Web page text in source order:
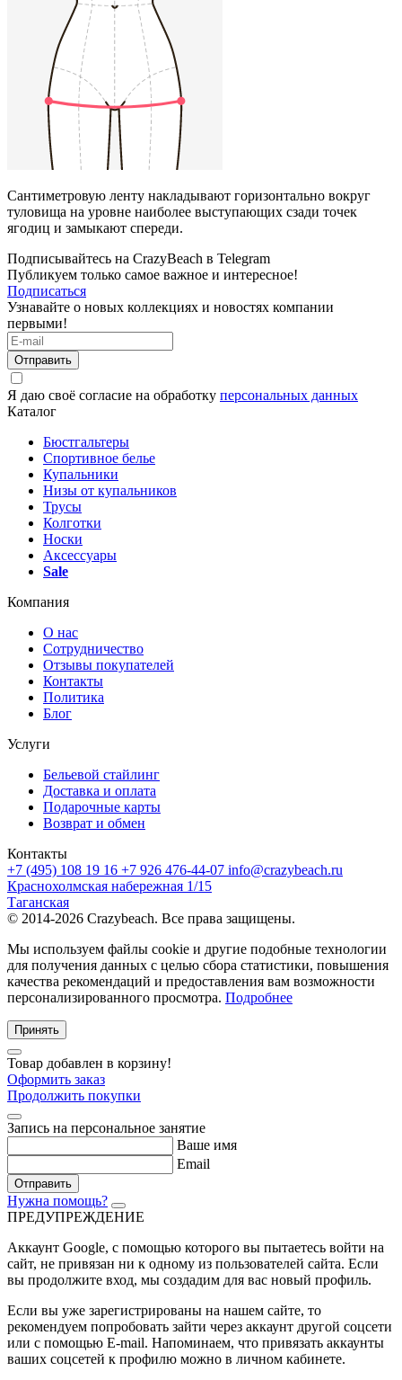
Сантиметровую ленту накладывают горизонтально вокруг
туловища на уровне наиболее выступающих сзади точек
ягодиц и замыкают спереди.
Подписывайтесь на CrazyBeach в Telegram
Публикуем только самое важное и интересное!
Подписаться
Узнавайте о новых коллекциях и новостях компании
первыми!
Отправить
Я даю своё согласие на обработку персональных данных
Каталог
Бюстгальтеры
Спортивное белье
Купальники
Низы от купальников
Трусы
Колготки
Носки
Аксессуары
Sale
Компания
О нас
Сотрудничество
Отзывы покупателей
Контакты
Политика
Блог
Услуги
Бельевой стайлинг
Доставка и оплата
Подарочные карты
Возврат и обмен
Контакты
+7 (495) 108 19 16 +7 926 476-44-07 info@crazybeach.ru
Краснохолмская набережная 1/15
Таганская
© 2014-2026 Crazybeach. Все права защищены.
Мы используем файлы cookie и другие подобные технологии
для получения данных с целью сбора статистики, повышения
качества рекомендаций и предоставления вам возможности
персонализированного просмотра. Подробнее
Принять
Товар добавлен в корзину!
Оформить заказ
Продолжить покупки
Запись на персональное занятие
Ваше имя
Email
Отправить
Нужна помощь?
ПРЕДУПРЕЖДЕНИЕ
Аккаунт Google, с помощью которого вы пытаетесь войти на
сайт, не привязан ни к одному из пользователей сайта. Если
вы продолжите вход, мы создадим для вас новый профиль.
Если вы уже зарегистрированы на нашем сайте, то
рекомендуем попробовать зайти через аккаунт другой соцсети
или с помощью E-mail. Напоминаем, что привязать аккаунты
ваших соцсетей к профилю можно в личном кабинете.